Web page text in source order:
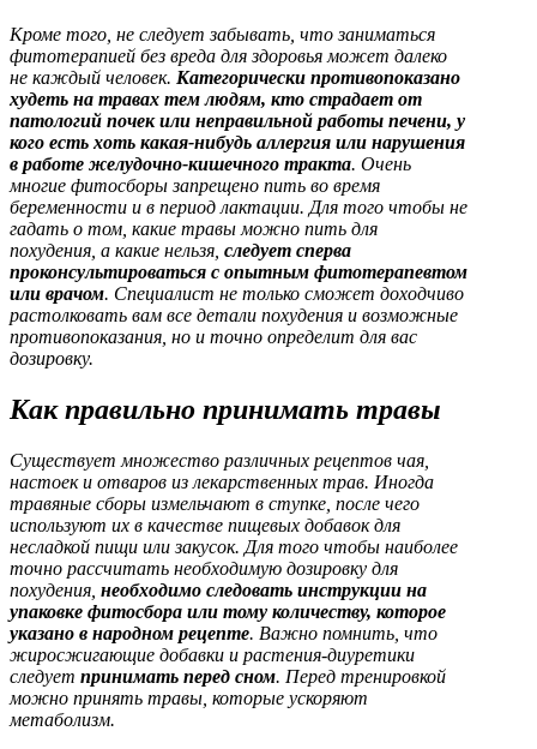
Кроме того, не следует забывать, что заниматься
фитотерапией без вреда для здоровья может далеко
не каждый человек. Категорически противопоказано
худеть на травах тем людям, кто страдает от
патологий почек или неправильной работы печени, у
кого есть хоть какая-нибудь аллергия или нарушения
в работе желудочно-кишечного тракта. Очень
многие фитосборы запрещено пить во время
беременности и в период лактации. Для того чтобы не
гадать о том, какие травы можно пить для
похудения, а какие нельзя, следует сперва
проконсультироваться с опытным фитотерапевтом
или врачом. Специалист не только сможет доходчиво
растолковать вам все детали похудения и возможные
противопоказания, но и точно определит для вас
дозировку.
Как правильно принимать травы
Существует множество различных рецептов чая,
настоек и отваров из лекарственных трав. Иногда
травяные сборы измельчают в ступке, после чего
используют их в качестве пищевых добавок для
несладкой пищи или закусок. Для того чтобы наиболее
точно рассчитать необходимую дозировку для
похудения, необходимо следовать инструкции на
упаковке фитосбора или тому количеству, которое
указано в народном рецепте. Важно помнить, что
жиросжигающие добавки и растения-диуретики
следует принимать перед сном. Перед тренировкой
можно принять травы, которые ускоряют
метаболизм.